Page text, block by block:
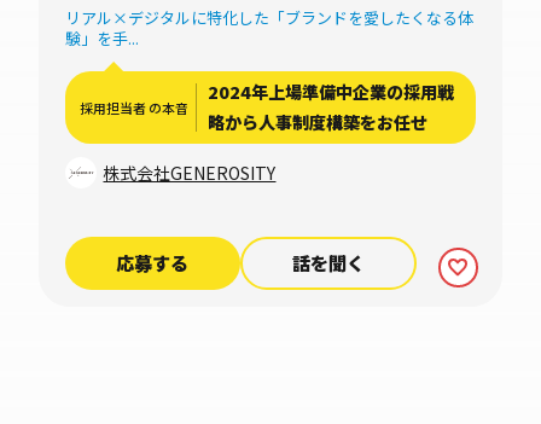
リアル×デジタルに特化した「ブランドを愛したくなる体
験」を手...
採用担当者 の本音
2024年上場準備中企業の採用戦
略から人事制度構築をお任せ
株式会社GENEROSITY
応募する 話を聞く